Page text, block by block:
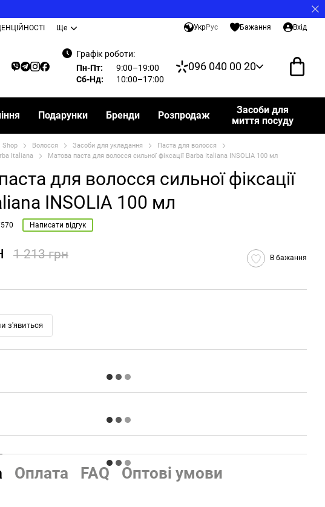
Ще УкрРус Бажання Вхід
Графік роботи:
Пн-Пт:
9:00–19:00
Сб-Нд:
10:00–17:00
096 040 00 20
Подарунки Бренди Розпродаж
Засоби для
миття посуду
Shop Волосся Засоби для укладання
Паста для волосся
Italiana
Матова паста для волосся сильної фіксації Barba Italiana INSOLIA 100 мл
для волосся сильної фіксації
INSOLIA 100 мл
Написати відгук
1 213 грн В бажання
з'явиться
Оплата FAQ Оптові умови